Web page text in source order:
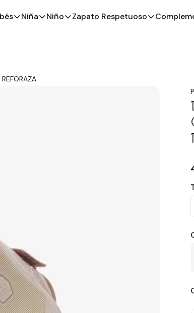
Niña Niño Zapato Respetuoso